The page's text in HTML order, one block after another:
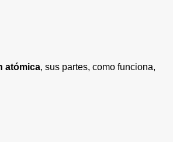
atómica, sus partes, como funciona,